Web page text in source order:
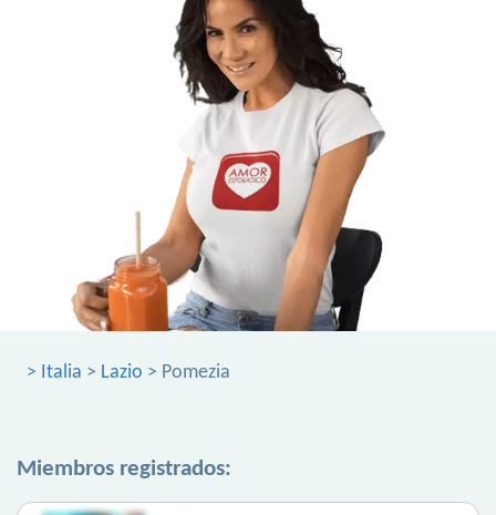
> Italia > Lazio > Pomezia
Miembros registrados: